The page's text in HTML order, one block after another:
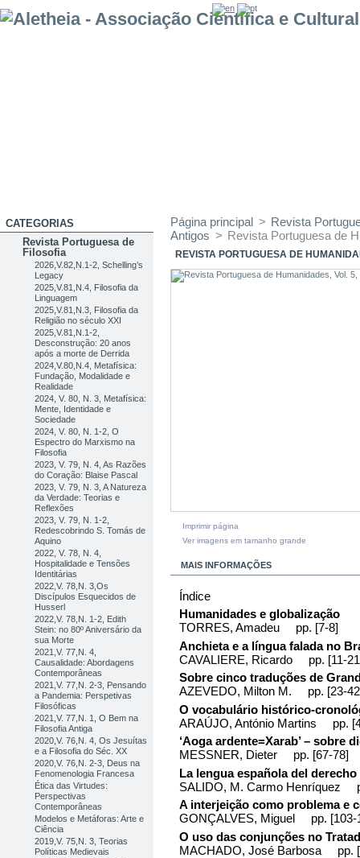
CATEGORIAS
Revista Portuguesa de
Filosofia
2026,V.82,N.1-2, Schelling’s
Legacy
2025,V.81,N.4, Filosofia da
Linguagem
2025,V.81,N.3, Filosofia da
Religião no século XXI
2025,V.81,N.1-2,
Desconstrução: 20 anos
após a morte de Derrida
2024,V.80,N.4, Metafísica:
Fundação, Modalidade e
Realidade
2024, V. 80, N. 3, Metafísica:
Mente, Identidade e
Sociedade
2024, V. 80, N. 1-2, O
Espectro do Marxismo na
Filosofia
2023, V. 79, N. 4, As Razões
do Coração: Blaise Pascal
2023, V. 79, N. 3, A Natureza
da Verdade: Teorias e
Reflexões
2023, V. 79, N. 1-2,
Redescobrindo S. Tomás de
Aquino
2022, V. 78, N. 4,
Hospitalidade e Tensões
Identitárias
2022,V. 78,N. 3,Os
Discípulos Esquecidos de
Husserl
2022,V. 78,N. 1-2, Edith
Stein: no 80º Aniversário da
sua Morte
2021,V. 77,N. 4,
Causalidade: Abordagens
Contemporâneas
2021,V. 77,N. 2-3, Pensando
a Pandemia: Perspetivas
Filosóficas
2021,V. 77,N. 1, O Bem na
Filosofia Antiga
2020,V. 76,N. 4, Os Jesuítas
e a Filosofia do Séc. XX
2020,V. 76,N. 2-3, Deus na
Fenomenologia Francesa
Ética das Virtudes:
Perspectivas
Contemporâneas
Modelos e Metáforas: Arte e
Ciência
2019,V. 75,N. 3, Teorias
Políticas Medievais
Página principal > Revista
Antigos > Revista Portuguesa de
REVISTA PORTUGUESA DE
Imprimir página
Ver imagens em tamanho grande
MAIS INFORMAÇÕES
Índice
Humanidades e globalização
TORRES, Amadeu pp. [7-8]
Anchieta e a língua falada no
CAVALIERE, Ricardo pp. [11-
Sobre cinco traduções de
AZEVEDO, Milton M. pp. [23-
O vocabulário histórico-
ARAÚJO, António Martins pp.
‘Aoga ardente=Xarab’ – sobre
MESSNER, Dieter pp. [67-78]
La lengua española del derecho
SALIDO, M. Carmo Henríquez
A interjeição como problema e
GONÇALVES, Miguel pp. [103-
O uso das conjunções no
MACHADO, José Barbosa pp.